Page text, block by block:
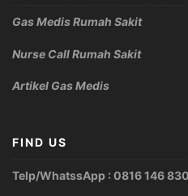
Gas Medis Rumah Sakit
Nurse Call Rumah Sakit
Artikel Gas Medis
FIND US
Telp/WhatssApp : 0816 146